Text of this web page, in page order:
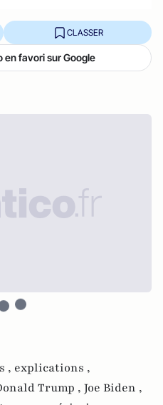
CLASSER
favori sur Google
, explications ,
Trump , Joe Biden ,